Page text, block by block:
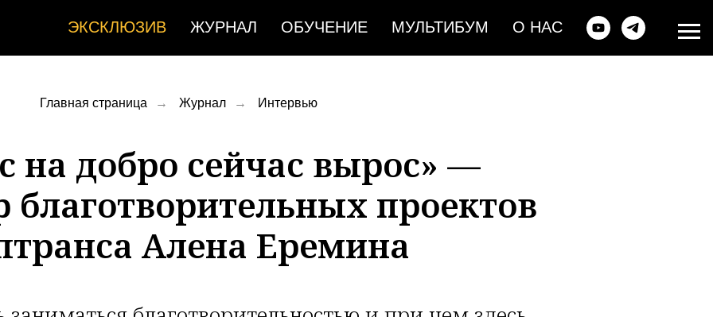
ЭКСКЛЮЗИВ ЖУРНАЛ ОБУЧЕНИЕ МУЛЬТИБУМ О НАС
Главная страница → Журнал → Интервью
на добро сейчас вырос» —
благотворительных проектов
Алена Еремина